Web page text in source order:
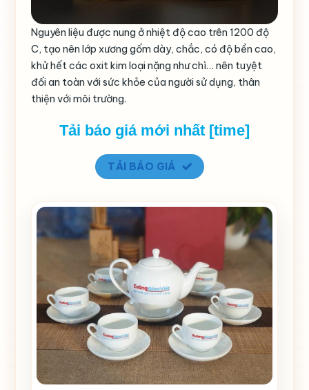
Nguyên liệu được nung ở nhiệt độ cao trên 1200 độ
C, tạo nên lớp xương gốm dày, chắc, có độ bền cao,
khử hết các oxit kim loại nặng như chì… nên tuyệt
đối an toàn với sức khỏe của người sử dụng, thân
thiện với môi trường.
Tải báo giá mới nhất [time]
TẢI BÁO GIÁ